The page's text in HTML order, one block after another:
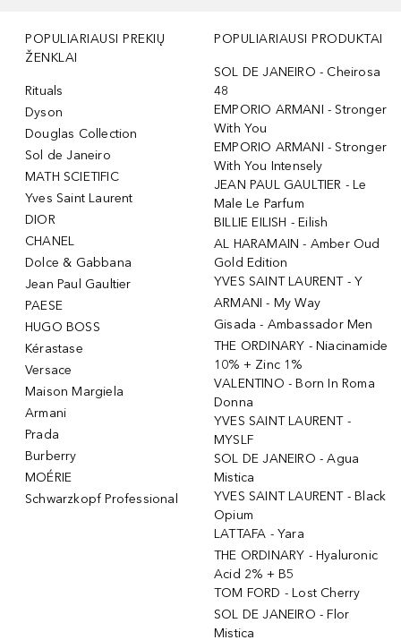
POPULIARIAUSI PREKIŲ
ŽENKLAI
Rituals
Dyson
Douglas Collection
Sol de Janeiro
MATH SCIETIFIC
Yves Saint Laurent
DIOR
CHANEL
Dolce & Gabbana
Jean Paul Gaultier
PAESE
HUGO BOSS
Kérastase
Versace
Maison Margiela
Armani
Prada
Burberry
MOÉRIE
Schwarzkopf Professional
POPULIARIAUSI PRODUKTAI
SOL DE JANEIRO - Cheirosa
48
EMPORIO ARMANI - Stronger
With You
EMPORIO ARMANI - Stronger
With You Intensely
JEAN PAUL GAULTIER - Le
Male Le Parfum
BILLIE EILISH - Eilish
AL HARAMAIN - Amber Oud
Gold Edition
YVES SAINT LAURENT - Y
ARMANI - My Way
Gisada - Ambassador Men
THE ORDINARY - Niacinamide
10% + Zinc 1%
VALENTINO - Born In Roma
Donna
YVES SAINT LAURENT -
MYSLF
SOL DE JANEIRO - Agua
Mistica
YVES SAINT LAURENT - Black
Opium
LATTAFA - Yara
THE ORDINARY - Hyaluronic
Acid 2% + B5
TOM FORD - Lost Cherry
SOL DE JANEIRO - Flor
Mistica